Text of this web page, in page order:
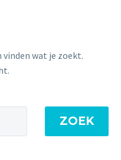
wat je zoekt.
ZOEK